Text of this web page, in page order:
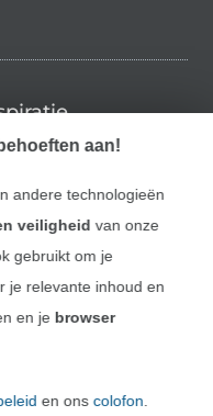
naar deFrançais
Wissel naar de
aan!
andere technologieën
veiligheid van onze
gebruikt om je
je relevante inhoud en
en je browser
en ons colofon